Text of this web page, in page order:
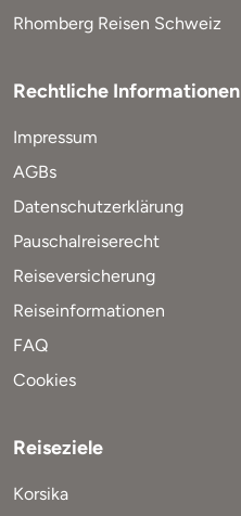
Rhomberg Reisen Schweiz
Rechtliche Informationen
Impressum
AGBs
Datenschutzerklärung
Pauschalreiserecht
Reiseversicherung
Reiseinformationen
FAQ
Cookies
Reiseziele
Korsika